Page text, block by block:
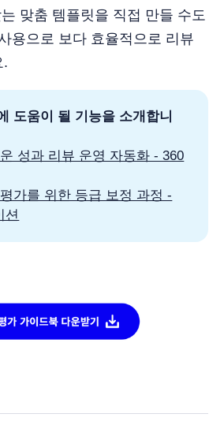
맞춤 템플릿을 직접 만들 수도
용으로 보다 효율적으로 리뷰
.
도움이 될 기능을 소개합니
성과 리뷰 운영 자동화 - 360
가를 위한 등급 보정 과정 -
션